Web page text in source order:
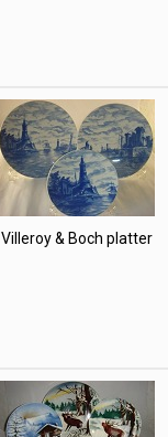
Villeroy & Boch platter